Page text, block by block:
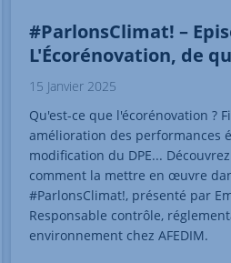
#ParlonsClimat! –
L'Écorénovation, de
15 Janvier 2025
Qu'est-ce que l'écorénovation ?
amélioration des performances
modification du DPE...
comment la mettre en œuvre
#ParlonsClimat!, présenté par
Responsable contrôle,
environnement chez AFEDIM.